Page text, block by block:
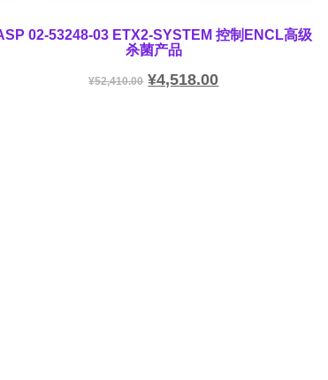
02-53248-03 ETX2-SYSTEM 控制ENCL高级
杀菌产品
¥52,410.00 ¥4,518.00